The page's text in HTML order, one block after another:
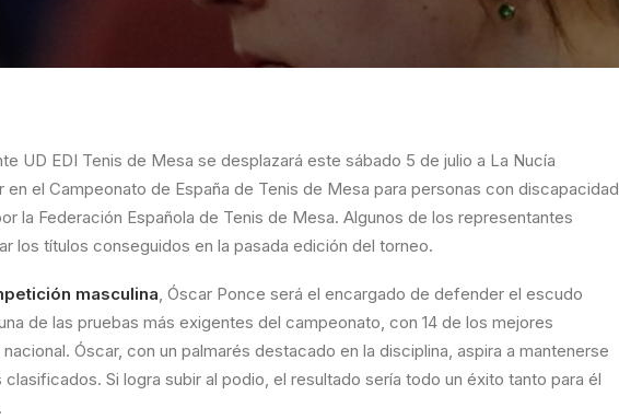
UD EDI Tenis de Mesa se desplazará este sábado 5 de julio a La Nucía
en el Campeonato de España de Tenis de Mesa para personas con discapacidad
la Federación Española de Tenis de Mesa. Algunos de los representantes
los títulos conseguidos en la pasada edición del torneo.
masculina, Óscar Ponce será el encargado de defender el escudo
de las pruebas más exigentes del campeonato, con 14 de los mejores
Óscar, con un palmarés destacado en la disciplina, aspira a mantenerse
Si logra subir al podio, el resultado sería todo un éxito tanto para él